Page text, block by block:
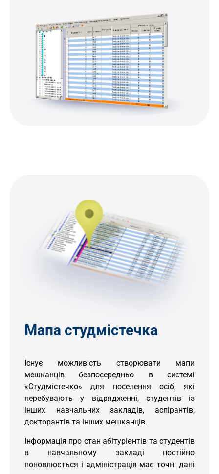
Мапа студмістечка
Існує можливість створювати мапи
мешканців безпосередньо в системі
«Студмістечко» для поселення осіб, які
перебувають у відрядженні, студентів із
інших навчальних закладів, аспірантів,
докторантів та інших мешканців.
Інформація про стан абітурієнтів та студентів
в навчальному закладі постійно
поновлюється і адміністрація має точні дані